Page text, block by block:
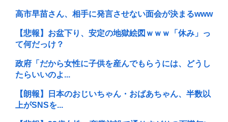
高市早苗さん、相手に発言させない面会が決まるwww
【悲報】お盆下り、安定の地獄絵図ｗｗｗ「休み」っ
て何だっけ？
政府「だから女性に子供を産んでもらうには、どうし
たらいいのよ...
【朗報】日本のおじいちゃん・おばあちゃん、半数以
上がSNSを...